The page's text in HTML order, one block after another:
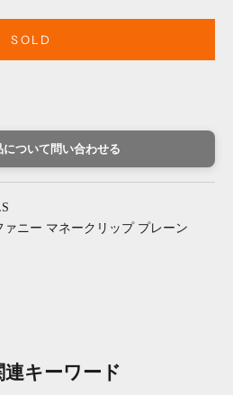
SOLD
について問い合わせる
ァニー マネークリップ プレーン
キーワード